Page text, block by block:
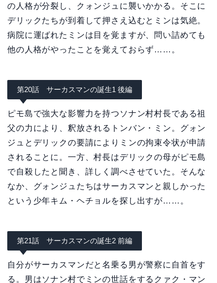
の人格が分裂し、クォンジュに襲いかかる。そこに
デリックたちが到着して押さえ込むとミンは気絶。
病院に運ばれたミンは目を覚ますが、問い詰めても
他の人格がやったことを覚えておらず……。
第20話 サーカスマンの誕生1 後編
ピモ島で強大な影響力を持つソナン村村長である祖
父の力により、釈放されるトンバン・ミン。グォン
ジュとデリックの要請によりミンの拘束令状が申請
されることに。一方、村長はデリックの母がピモ島
で自殺したと聞き、詳しく調べさせていた。そんな
なか、グォンジュたちはサーカスマンと親しかった
という少年キム・ヘチョルを探し出すが……。
第21話 サーカスマンの誕生2 前編
自分がサーカスマンだと名乗る男が警察に自首をす
る。男はソナン村でミンの世話をするクァク・マン